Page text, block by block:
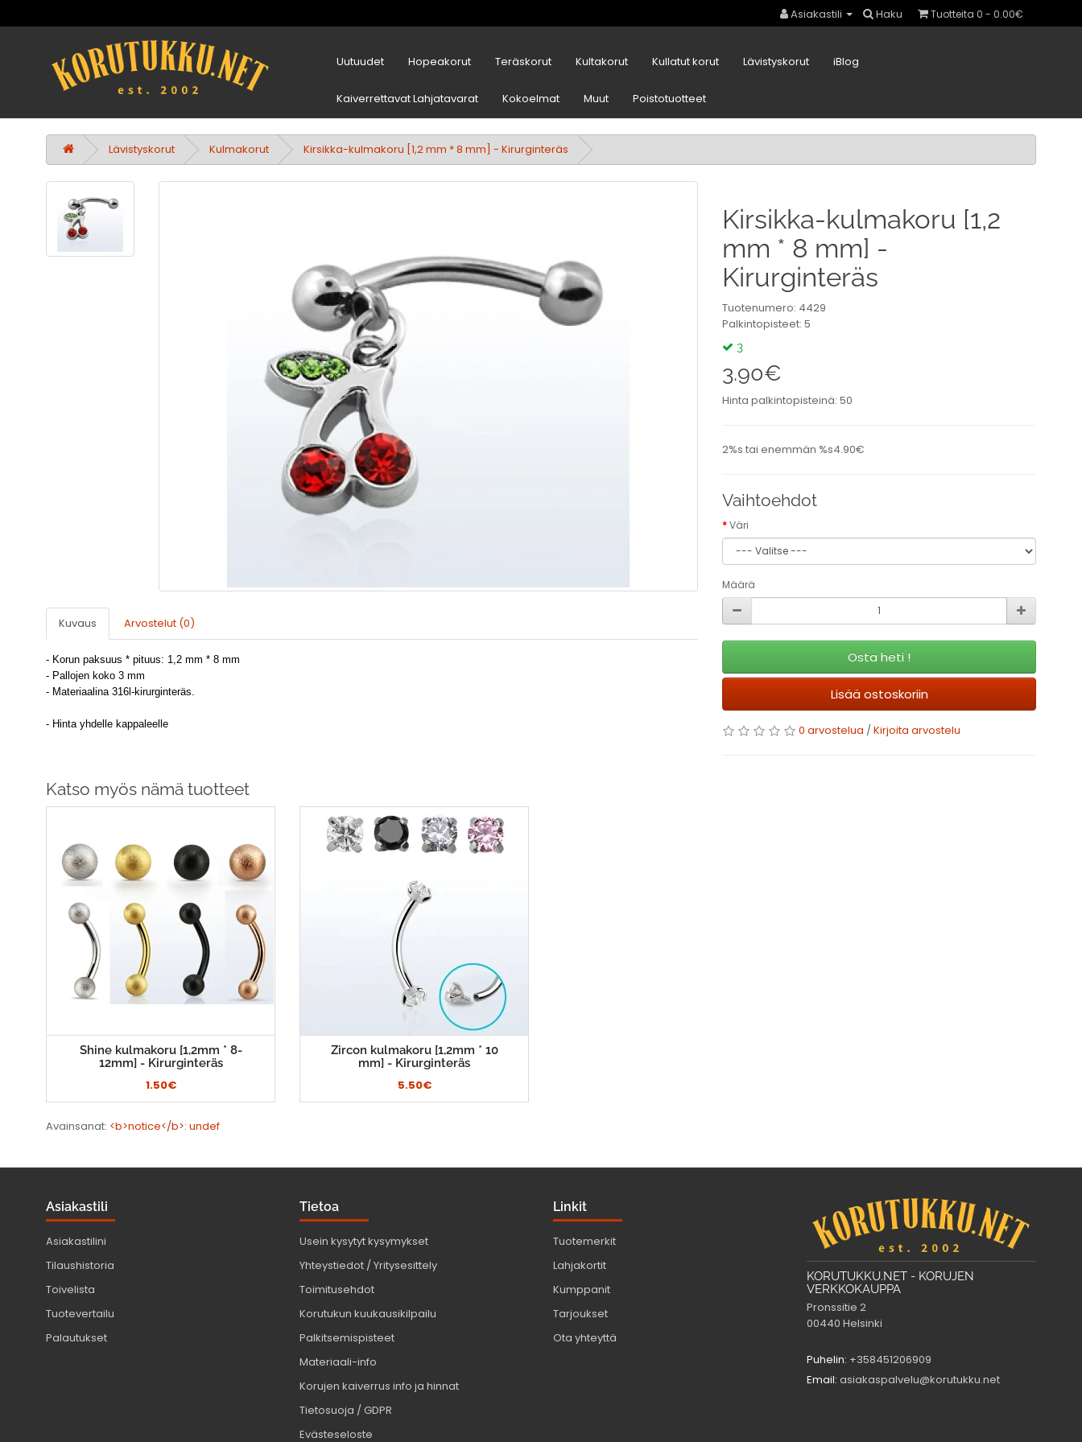
Asiakastili Haku Tuotteita 0 - 0.00€
Uutuudet Hopeakorut Teräskorut Kultakorut Kullatut korut Lävistyskorut iBlog
Kaiverrettavat Lahjatavarat Kokoelmat Muut Poistotuotteet
Lävistyskorut Kulmakorut Kirsikka-kulmakoru [1,2 mm * 8 mm] - Kirurginteräs
Kuvaus Arvostelut (0)
- Korun paksuus * pituus: 1,2 mm * 8 mm
- Pallojen koko 3 mm
- Materiaalina 316l-kirurginteräs.
- Hinta yhdelle kappaleelle
Kirsikka-kulmakoru [1,2
mm * 8 mm] -
Kirurginteräs
Tuotenumero: 4429
Palkintopisteet: 5
3
3.90€
Hinta palkintopisteinä: 50
2%s tai enemmän %s4.90€
Vaihtoehdot
Väri
Määrä
Osta heti !
Lisää ostoskoriin
0 arvostelua / Kirjoita arvostelu
Katso myös nämä tuotteet
Shine kulmakoru [1,2mm * 8-
12mm] - Kirurginteräs
1.50€
Zircon kulmakoru [1,2mm * 10
mm] - Kirurginteräs
5.50€
Avainsanat: <b>notice</b>: undef
Asiakastili
Asiakastilini
Tilaushistoria
Toivelista
Tuotevertailu
Palautukset
Tietoa
Usein kysytyt kysymykset
Yhteystiedot / Yritysesittely
Toimitusehdot
Korutukun kuukausikilpailu
Palkitsemispisteet
Materiaali-info
Korujen kaiverrus info ja hinnat
Tietosuoja / GDPR
Evästeseloste
Linkit
Tuotemerkit
Lahjakortit
Kumppanit
Tarjoukset
Ota yhteyttä
KORUTUKKU.NET - KORUJEN
VERKKOKAUPPA
Pronssitie 2
00440 Helsinki
Puhelin: +358451206909
Email: asiakaspalvelu@korutukku.net